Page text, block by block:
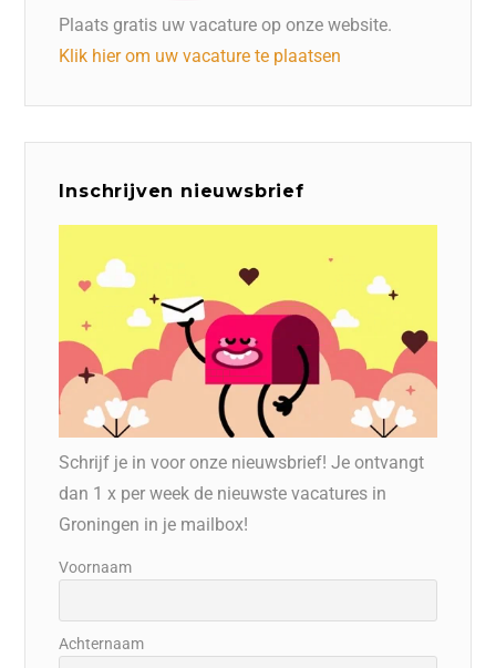
Plaats gratis uw vacature op onze website.
Klik hier om uw vacature te plaatsen
Inschrijven nieuwsbrief
Schrijf je in voor onze nieuwsbrief! Je ontvangt
dan 1 x per week de nieuwste vacatures in
Groningen in je mailbox!
Voornaam
Achternaam